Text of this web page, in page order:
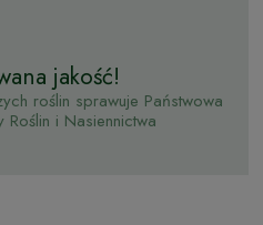
jakość!
roślin sprawuje Państwowa
i Nasiennictwa